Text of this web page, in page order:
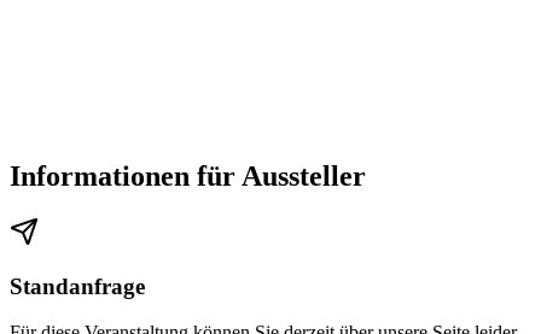
Verfügung.
Im Plan sind diese als "P-Besucher" gekennzeichnet.
Bitte beachten Sie dass diese Parkplätze bei Großveranstaltungen
Informationen für Aussteller
Standanfrage